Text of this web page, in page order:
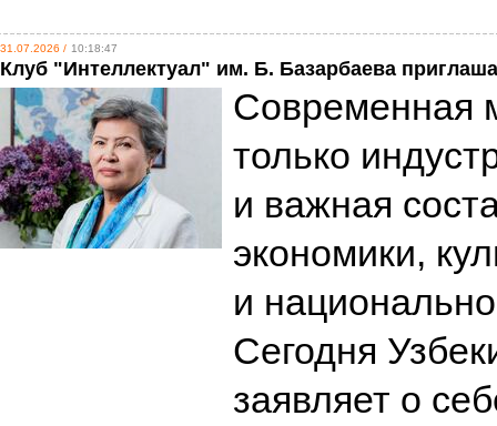
31.07.2026 / 10:18:47
Клуб "Интеллектуал" им. Б. Базарбаева
Современная
только
и важная
экономики,
и
Сегодня
заявляет о